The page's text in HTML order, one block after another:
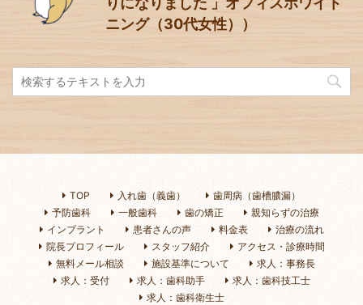
ニング（30代女性））
TOP 入れ歯（義歯）
歯周病（歯槽膿漏）
予防歯科
一般歯科 歯の矯正
親知らずの治療
インプラント
患者さんの声 料金表
治療の流れ
院長プロフィール
スタッフ紹介
アクセス・診療時間
無料メール相談
施設基準について
求人：事務長
求人：受付
求人：歯科助手
求人：歯科技工士
求人：歯科衛生士